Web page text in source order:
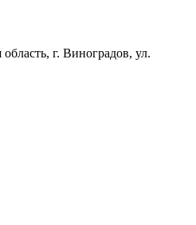
г. Виноградов, ул.